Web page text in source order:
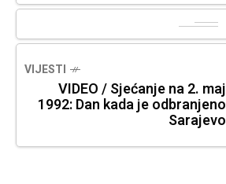
VIJESTI
VIDEO / Sjećanje na 2. maj
1992: Dan kada je odbranjeno
Sarajevo